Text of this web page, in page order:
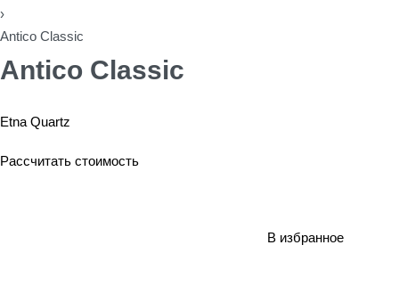
›
Antico Classic
Antico Classic
Etna Quartz
Рассчитать стоимость
В избранное